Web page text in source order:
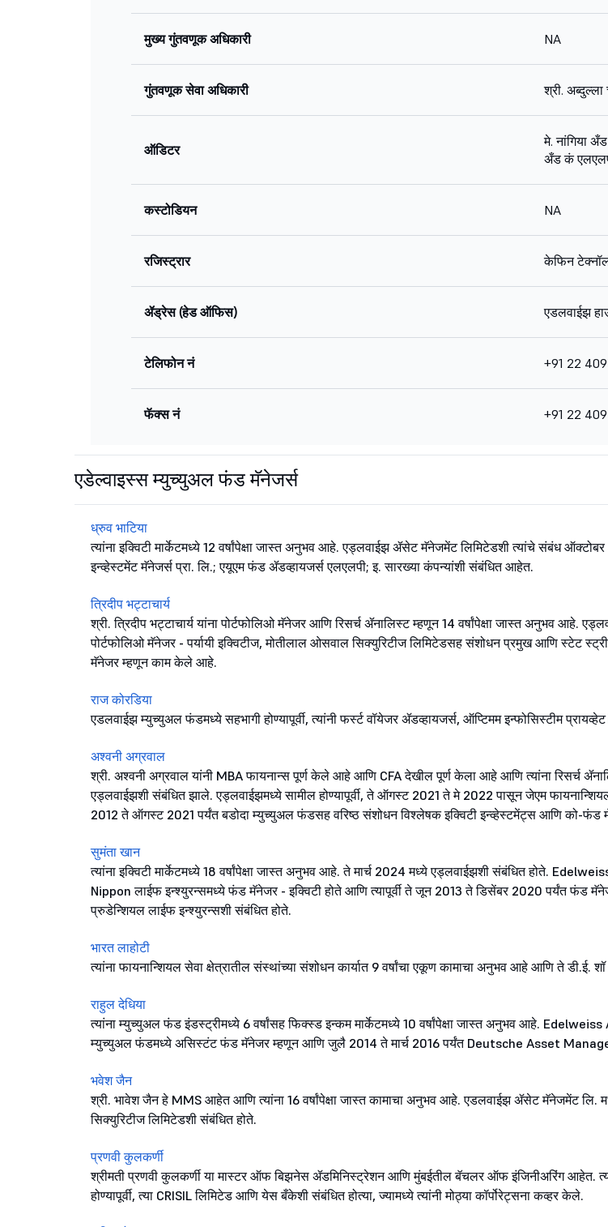
मुख्य गुंतवणूक अधिकारी NA
गुंतवणूक सेवा अधिकारी श्री.
ऑडिटर
मे. नांगिया
अँड कं
कस्टोडियन NA
रजिस्ट्रार केफिन
ॲड्रेस (हेड ऑफिस) एडलवाईझ
टेलिफोन नं +91 22
फॅक्स नं +91 22
एडेल्वाइस्स म्युच्युअल फंड मॅनेजर्स
ध्रुव भाटिया
त्यांना इक्विटी मार्केटमध्ये 12 वर्षांपेक्षा जास्त अनुभव आहे. एड्लवाईझ ॲसेट मॅनेजमेंट लिमिटेडशी त्यांचे संबंध
इन्व्हेस्टमेंट मॅनेजर्स प्रा. लि.; एयूएम फंड ॲडव्हायजर्स एलएलपी; इ. सारख्या कंपन्यांशी संबंधित आहेत.
त्रिदीप भट्टाचार्य
श्री. त्रिदीप भट्टाचार्य यांना पोर्टफोलिओ मॅनेजर आणि रिसर्च ॲनालिस्ट म्हणून 14 वर्षांपेक्षा जास्त अनुभव आहे.
पोर्टफोलिओ मॅनेजर - पर्यायी इक्विटीज, मोतीलाल ओसवाल सिक्युरिटीज लिमिटेडसह संशोधन प्रमुख आणि स्टेट
मॅनेजर म्हणून काम केले आहे.
राज कोरडिया
एडलवाईझ म्युच्युअल फंडमध्ये सहभागी होण्यापूर्वी, त्यांनी फर्स्ट वॉयेजर ॲडव्हायजर्स, ऑप्टिमम इन्फोसिस्टीम
अश्वनी अग्रवाल
श्री. अश्वनी अग्रवाल यांनी MBA फायनान्स पूर्ण केले आहे आणि CFA देखील पूर्ण केला आहे आणि त्यांना रिसर्च
एड्लवाईझशी संबंधित झाले. एड्लवाईझमध्ये सामील होण्यापूर्वी, ते ऑगस्ट 2021 ते मे 2022 पासून जेएम
2012 ते ऑगस्ट 2021 पर्यंत बडोदा म्युच्युअल फंडसह वरिष्ठ संशोधन विश्लेषक इक्विटी इन्व्हेस्टमेंट्स आणि को-
सुमंता खान
त्यांना इक्विटी मार्केटमध्ये 18 वर्षांपेक्षा जास्त अनुभव आहे. ते मार्च 2024 मध्ये एड्लवाईझशी संबंधित होते.
Nippon लाईफ इन्श्युरन्समध्ये फंड मॅनेजर - इक्विटी होते आणि त्यापूर्वी ते जून 2013 ते डिसेंबर 2020 पर्यंत फंड
प्रुडेन्शियल लाईफ इन्श्युरन्सशी संबंधित होते.
भारत लाहोटी
त्यांना फायनान्शियल सेवा क्षेत्रातील संस्थांच्या संशोधन कार्यात 9 वर्षांचा एकूण कामाचा अनुभव आहे आणि ते डी.ई.
राहुल देधिया
त्यांना म्युच्युअल फंड इंडस्ट्रीमध्ये 6 वर्षांसह फिक्स्ड इन्कम मार्केटमध्ये 10 वर्षांपेक्षा जास्त अनुभव आहे. Edelweiss
म्युच्युअल फंडमध्ये असिस्टंट फंड मॅनेजर म्हणून आणि जुलै 2014 ते मार्च 2016 पर्यंत Deutsche Asset
भवेश जैन
श्री. भावेश जैन हे MMS आहेत आणि त्यांना 16 वर्षांपेक्षा जास्त कामाचा अनुभव आहे. एडलवाईझ ॲसेट मॅनेजमेंट लि.
सिक्युरिटीज लिमिटेडशी संबंधित होते.
प्रणवी कुलकर्णी
श्रीमती प्रणवी कुलकर्णी या मास्टर ऑफ बिझनेस ॲडमिनिस्ट्रेशन आणि मुंबईतील बॅचलर ऑफ इंजिनीअरिंग आहेत.
होण्यापूर्वी, त्या CRISIL लिमिटेड आणि येस बँकेशी संबंधित होत्या, ज्यामध्ये त्यांनी मोठ्या कॉर्पोरेट्सना कव्हर केले.